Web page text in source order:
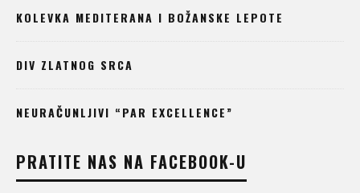
KOLEVKA MEDITERANA I BOŽANSKE LEPOTE
DIV ZLATNOG SRCA
NEURAČUNLJIVI “PAR EXCELLENCE”
PRATITE NAS NA FACEBOOK-U